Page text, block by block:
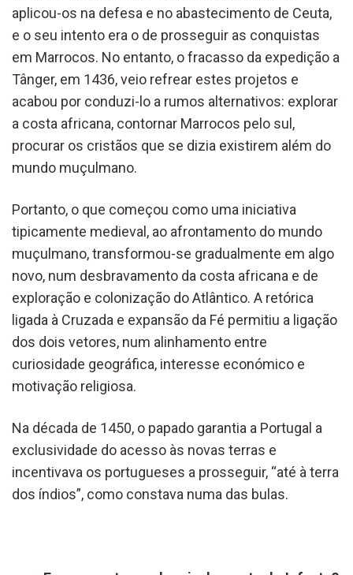
aplicou-os na defesa e no abastecimento de Ceuta,
e o seu intento era o de prosseguir as conquistas
em Marrocos. No entanto, o fracasso da expedição a
Tânger, em 1436, veio refrear estes projetos e
acabou por conduzi-lo a rumos alternativos: explorar
a costa africana, contornar Marrocos pelo sul,
procurar os cristãos que se dizia existirem além do
mundo muçulmano.
Portanto, o que começou como uma iniciativa
tipicamente medieval, ao afrontamento do mundo
muçulmano, transformou-se gradualmente em algo
novo, num desbravamento da costa africana e de
exploração e colonização do Atlântico. A retórica
ligada à Cruzada e expansão da Fé permitiu a ligação
dos dois vetores, num alinhamento entre
curiosidade geográfica, interesse económico e
motivação religiosa.
Na década de 1450, o papado garantia a Portugal a
exclusividade do acesso às novas terras e
incentivava os portugueses a prosseguir, “até à terra
dos índios”, como constava numa das bulas.